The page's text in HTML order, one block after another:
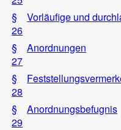
§
26
Vorläufige und
§
27
Anordnungen
§
28
§
29
Anordnungsbefugnis